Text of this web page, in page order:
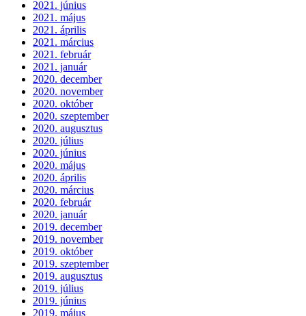
2021. június
2021. május
2021. április
2021. március
2021. február
2021. január
2020. december
2020. november
2020. október
2020. szeptember
2020. augusztus
2020. július
2020. június
2020. május
2020. április
2020. március
2020. február
2020. január
2019. december
2019. november
2019. október
2019. szeptember
2019. augusztus
2019. július
2019. június
2019. május